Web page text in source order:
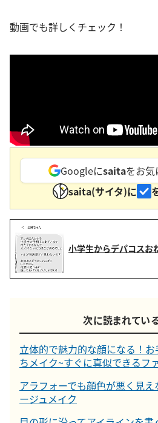
動画でも詳しくチェック！
Googleにsaitaをお
saita(サイタ)に
小学生からデパコス
次に読まれてい
立体的で魅力的な顔になる！
ちメイク~すぐに真似できるフ
アラフォーでも顔色が悪く見
ージュメイク